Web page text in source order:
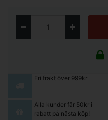
Fri frakt över 999kr
Alla kunder får 50kr i
rabatt på nästa köp!